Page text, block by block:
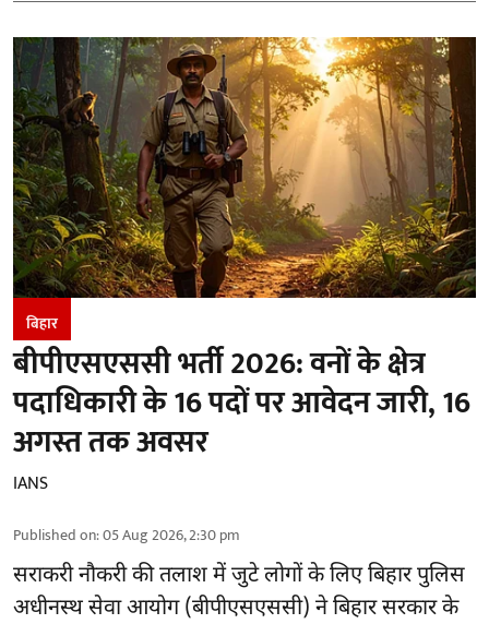
बिहार
बीपीएसएससी भर्ती 2026: वनों के क्षेत्र
पदाधिकारी के 16 पदों पर आवेदन जारी, 16
अगस्त तक अवसर
IANS
Published on:05 Aug 2026, 2:30 pm
सराकरी नौकरी की तलाश में जुटे लोगों के लिए बिहार पुलिस
अधीनस्थ सेवा आयोग (बीपीएसएससी) ने बिहार सरकार के